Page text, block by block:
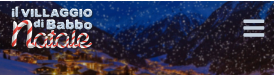
La
Mappa
2018